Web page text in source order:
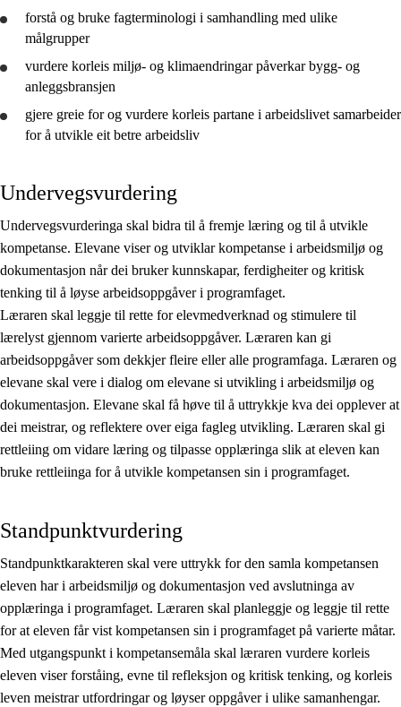
forstå og bruke fagterminologi i samhandling med ulike
målgrupper
vurdere korleis miljø- og klimaendringar påverkar bygg- og
anleggsbransjen
gjere greie forog vurdere korleis partane i arbeidslivet samarbeider
for å utvikle eit betre arbeidsliv
Undervegsvurdering
Undervegsvurderinga skal bidra til å fremje læring og til å utvikle
kompetanse. Elevane viser og utviklar kompetanse i arbeidsmiljø og
dokumentasjon når dei bruker kunnskapar, ferdigheiter og kritisk
tenking til å løyse arbeidsoppgåver i programfaget.
Læraren skal leggje til rette for elevmedverknad og stimulere til
lærelyst gjennom varierte arbeidsoppgåver. Læraren kan gi
arbeidsoppgåver som dekkjer fleire eller alle programfaga. Læraren og
elevane skal vere i dialog om elevane si utvikling i arbeidsmiljø og
dokumentasjon. Elevane skal få høve til å uttrykkje kva dei opplever at
dei meistrar, og reflektere over eiga fagleg utvikling. Læraren skal gi
rettleiing om vidare læring og tilpasse opplæringa slik at eleven kan
bruke rettleiinga for å utvikle kompetansen sin i programfaget.
Standpunktvurdering
Standpunktkarakteren skal vere uttrykk for den samla kompetansen
eleven har i arbeidsmiljø og dokumentasjon ved avslutninga av
opplæringa i programfaget. Læraren skal planleggje og leggje til rette
for at eleven får vist kompetansen sin i programfaget på varierte måtar.
Med utgangspunkt i kompetansemåla skal læraren vurdere korleis
eleven viser forståing, evne til refleksjon og kritisk tenking, og korleis
leven meistrar utfordringar og løyser oppgåver i ulike samanhengar.